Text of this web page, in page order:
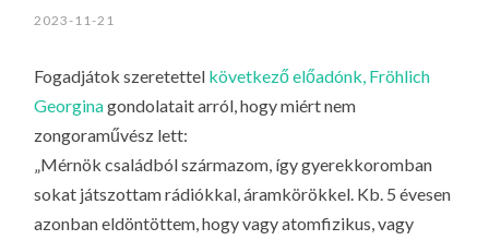
2023-11-21
Fogadjátok szeretettel következő előadónk, Fröhlich
Georginagondolatait arról, hogy miért nem
zongoraművész lett:
„Mérnök családból származom, így gyerekkoromban
sokat játszottam rádiókkal, áramkörökkel. Kb. 5 évesen
azonban eldöntöttem, hogy vagy atomfizikus, vagy